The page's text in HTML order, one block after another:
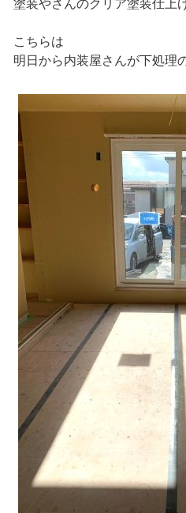
塗装やさんのクリア塗装仕上
こちらは
明日から内装屋さんが下処理